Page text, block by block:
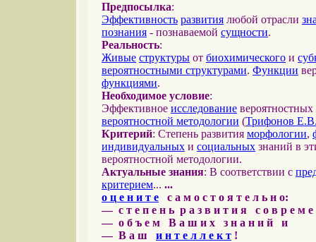
Предпосылка:
Эффективность развития любой отрасли
познания - познаваемой сущности.
Реальность:
Живые структуры от биохимического и
вероятностными структурами. Функции
функциями.
Необходимое условие:
Эффективное исследование
вероятностной методологии (Трифонов
Критерий: Степень развития морфологии,
индивидуальных и социальных знаний в
вероятностной методологии.
Актуальные знания: В соответствии с
критерием... ...
о ц е н и т е с а м о с т о я т е л ь н о:
— с т е п е н ь р а з в и т и я с о в р е м
— о б ъ е м В а ш и х з н а н и й и
— В а ш и н т е л л е к т !